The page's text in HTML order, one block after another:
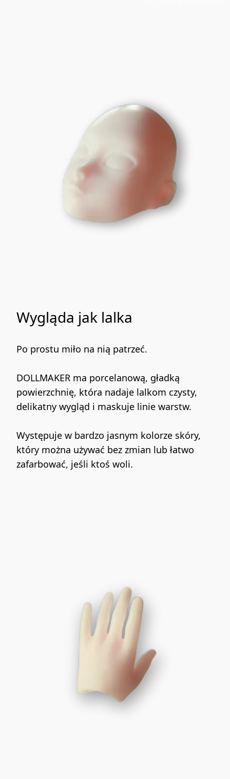
Wygląda jak lalka
Po prostu miło na nią patrzeć.
DOLLMAKER ma porcelanową, gładką
powierzchnię, która nadaje lalkom czysty,
delikatny wygląd i maskuje linie warstw.
Występuje w bardzo jasnym kolorze skóry,
który można używać bez zmian lub łatwo
zafarbować, jeśli ktoś woli.